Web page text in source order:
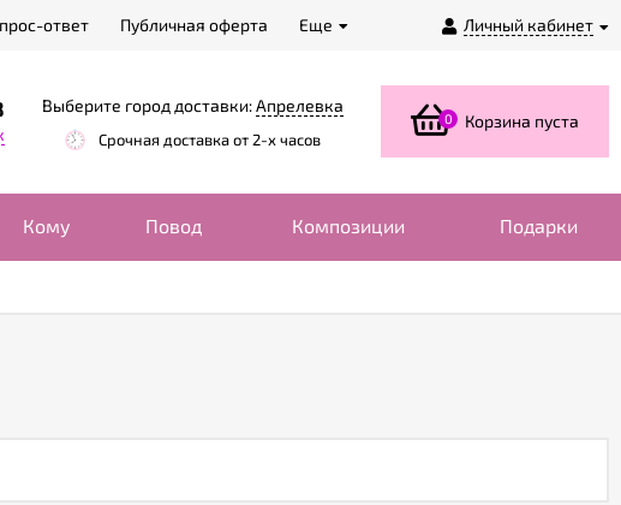
Личный кабинет
ответ Публичная оферта Еще
Выберите город доставки:Апрелевка
Срочная доставка от 2-х часов
0 Корзина пуста
Кому Повод Композиции Подарки